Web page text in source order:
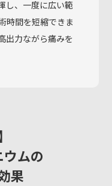
し、一度に広い範
時間を短縮できま
出力ながら痛みを
ムの
果